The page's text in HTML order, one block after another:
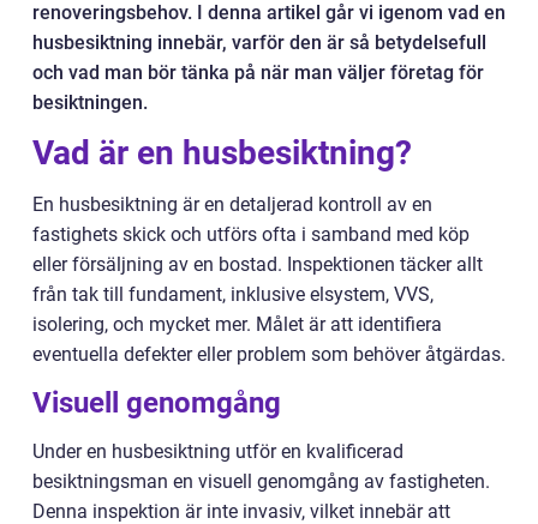
renoveringsbehov. I denna artikel går vi igenom vad en
husbesiktning innebär, varför den är så betydelsefull
och vad man bör tänka på när man väljer företag för
besiktningen.
Vad är en husbesiktning?
En husbesiktning är en detaljerad kontroll av en
fastighets skick och utförs ofta i samband med köp
eller försäljning av en bostad. Inspektionen täcker allt
från tak till fundament, inklusive elsystem, VVS,
isolering, och mycket mer. Målet är att identifiera
eventuella defekter eller problem som behöver åtgärdas.
Visuell genomgång
Under en husbesiktning utför en kvalificerad
besiktningsman en visuell genomgång av fastigheten.
Denna inspektion är inte invasiv, vilket innebär att